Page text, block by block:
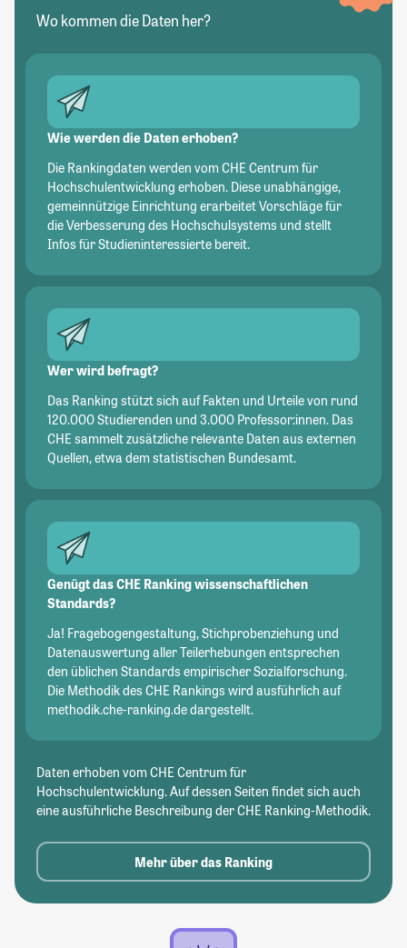
Wo kommen die Daten her?
Wie werden die Daten erhoben?
Die Rankingdaten werden vom CHE Centrum für
Hochschulentwicklung erhoben. Diese unabhängige,
gemeinnützige Einrichtung erarbeitet Vorschläge für
die Verbesserung des Hochschulsystems und stellt
Infos für Studieninteressierte bereit.
Wer wird befragt?
Das Ranking stützt sich auf Fakten und Urteile von rund
120.000 Studierenden und 3.000 Professor:innen. Das
CHE sammelt zusätzliche relevante Daten aus externen
Quellen, etwa dem statistischen Bundesamt.
Genügt das CHE Ranking wissenschaftlichen
Standards?
Ja! Fragebogengestaltung, Stichprobenziehung und
Datenauswertung aller Teilerhebungen entsprechen
den üblichen Standards empirischer Sozialforschung.
Die Methodik des CHE Rankings wird ausführlich auf
methodik.che-ranking.de dargestellt.
Daten erhoben vom CHE Centrum für
Hochschulentwicklung. Auf dessen Seiten findet sich auch
eine ausführliche Beschreibung der CHE Ranking-Methodik.
Mehr über das Ranking